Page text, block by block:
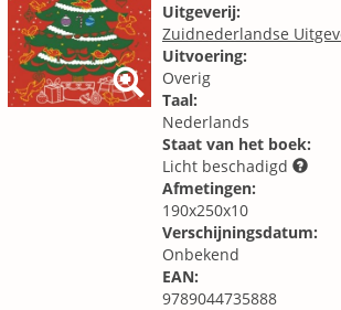
Uitgeverij:
Zuidnederlandse
Uitvoering:
Overig
Taal:
Nederlands
Staat van het boek:
Licht beschadigd
Afmetingen:
190x250x10
Verschijningsdatum:
Onbekend
EAN:
9789044735888